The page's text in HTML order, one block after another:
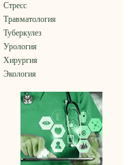
Стресс
Травматология
Туберкулез
Урология
Хирургия
Экология